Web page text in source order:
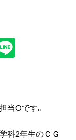
当Oです。
科2年生のＣＧ